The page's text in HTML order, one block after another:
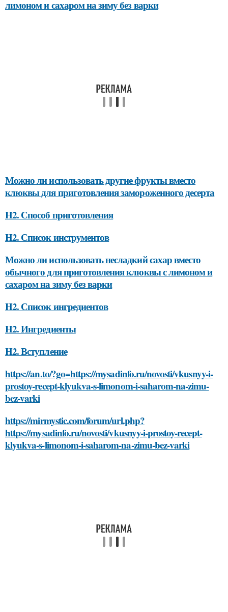
лимоном и сахаром на зиму без варки
Можно ли использовать другие фрукты вместо
клюквы для приготовления замороженного десерта
H2. Способ приготовления
H2. Список инструментов
Можно ли использовать несладкий сахар вместо
обычного для приготовления клюквы с лимоном и
сахаром на зиму без варки
H2. Список ингредиентов
H2. Ингредиенты
H2. Вступление
https://an.to/?go=https://mysadinfo.ru/novosti/vkusnyy-i-
prostoy-recept-klyukva-s-limonom-i-saharom-na-zimu-
bez-varki
https://mirmystic.com/forum/url.php?
https://mysadinfo.ru/novosti/vkusnyy-i-prostoy-recept-
klyukva-s-limonom-i-saharom-na-zimu-bez-varki